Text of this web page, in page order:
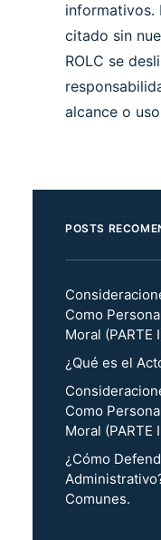
informativos.
citado sin
ROLC se
alcance o
POSTS
Como
Moral (PARTE
¿Qué es el
Como
Moral (PARTE
¿Cómo
Comunes.